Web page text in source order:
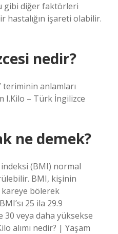
gibi diğer faktörleri
hastalığın işareti olabilir.
nedir?
teriminin anlamları
I.Kilo – Türk İngilizce
ne demek?
indeksi (BMI) normal
BMI, kişinin
kareye bölerek
25 ila 29.9
30 veya daha yüksekse
alımı nedir? | Yaşam